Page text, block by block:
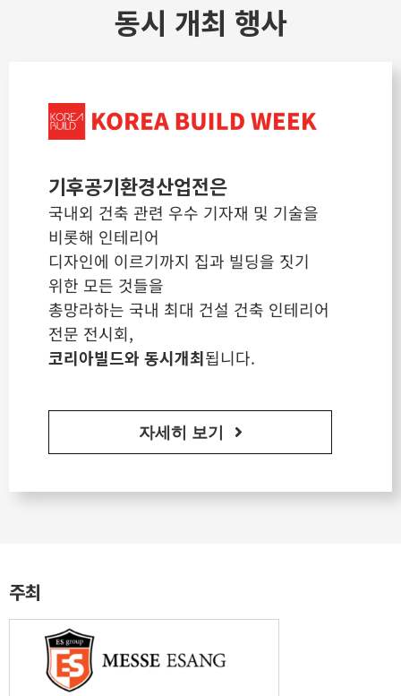
동시 개최 행사
기후공기환경산업전은
국내외 건축 관련 우수 기자재 및 기술을
비롯해 인테리어
디자인에 이르기까지 집과 빌딩을 짓기
위한 모든 것들을
총망라하는 국내 최대 건설 건축 인테리어
전문 전시회,
코리아빌드와 동시개최됩니다.
자세히 보기
주최